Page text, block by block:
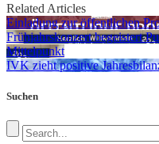
Related Articles
Einladung zur öffentlichen
Frühjahrskonzert begeistert
Mittelpunkt
IVK zieht positive
Suchen